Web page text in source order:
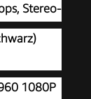
Stereo-
1080P